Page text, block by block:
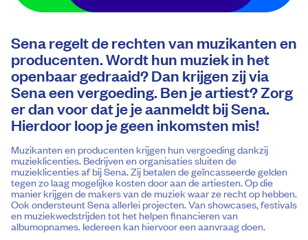
Sena regelt de rechten van muzikanten en
producenten. Wordt hun muziek in het
openbaar gedraaid? Dan krijgen zij via
Sena een vergoeding. Ben je artiest? Zorg
er dan voor dat je je aanmeldt bij Sena.
Hierdoor loop je geen inkomsten mis!
Muzikanten en producenten krijgen hun vergoeding dankzij
muzieklicenties. Bedrijven en organisaties sluiten de
muzieklicenties af bij Sena. Zij betalen de geïncasseerde gelden
tegen zo laag mogelijke kosten door aan de artiesten. Op die
manier krijgen de makers van de muziek waar ze recht op hebben.
Ook ondersteunt Sena allerlei projecten. Van showcases, festivals
en muziekwedstrijden tot het helpen financieren van
albumopnames. Iedereen kan hiervoor een aanvraag doen.